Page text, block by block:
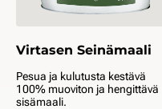
Virtasen Seinämaali
Pesua ja kulutusta kestävä
100% muoviton ja hengittävä
sisämaali.